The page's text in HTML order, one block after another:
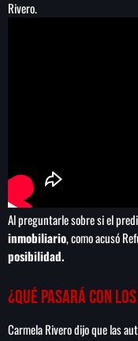
Rivero.
Al preguntarle sobre si el
inmobiliario, como acusó
posibilidad.
¿Qué pasará con
Carmela Rivero dijo que las